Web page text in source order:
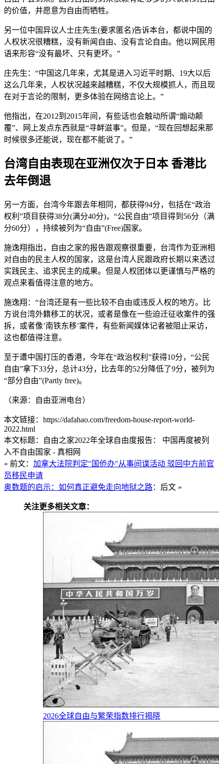
的价值，并愿意为自由而牺牲。
另一位中国异议人士庄先生(要求匿名)告诉本台，都说中国的
人权状况很糟糕，没有新闻自由、没有言论自由。他以网民用
语来形容“没有最坏、只有更坏。”
庄先生：“中国这几年来，尤其是进入习近平时期、19大以后
这么几年来，人权状况越来越糟糕，不仅大规模抓人，而且现
在对于言论的限制，更多体验在网络言论上。”
他指出，在2012到2015年间，有些话也会触动所谓“煽动颠
覆”、网上发点东西就是“寻衅滋事”。但是，“现在回想起来那
时候很多还能说，现在都不能说了。”
台湾自由表现在亚洲仅次于日本 香港比
去年倒退
另一方面，台湾今年跟去年相同，都获得94分，包括在“政治
权利”项目获得38分(满分40分)，“公民自由”项目得到56分（满
分60分），持续被列为“自由”(Free)国家。
施逸翔指出，自由之家的报告跟观察很重要，台湾作为亚洲相
对自由的民主人权的国家，这是台湾人民跟政府长期以来透过
实践民主、追求民主的成果。但是人权团体以更谨慎与严格的
观点来看值得注意的地方。
施逸翔：“台湾还是有一些比较不自由或违反人权的地方。比
方说台湾外籍移工的状况，或者是像在一些迫迁征收案件的强
拆，或者像’南铁东移’案件，有些新闻媒体记者被阻止采访，
这也都值得注意。
至于遭中国打压的香港，今年在“政治权利”获得10分，“公民
自由”拿下33分，总计43分，比去年的52分降低了9分，被列为
“部分自由”(Partly free)。
（来源：自由亚洲电台）
本文链接：https://dafahao.com/freedom-house-report-world-
2022.html
本文标题：自由之家2022年全球自由度报告： 中国再度被列
入不自由国家 - 真相网
« 前文： 加拿大法院判定"国侨办"从事间谍活动 驳回中方前官
员移民申请
奥数题的启示：如何真正避免走向地狱之路：后文 »
关注更多相关文章：
2026全球自由与繁荣指数排行揭晓